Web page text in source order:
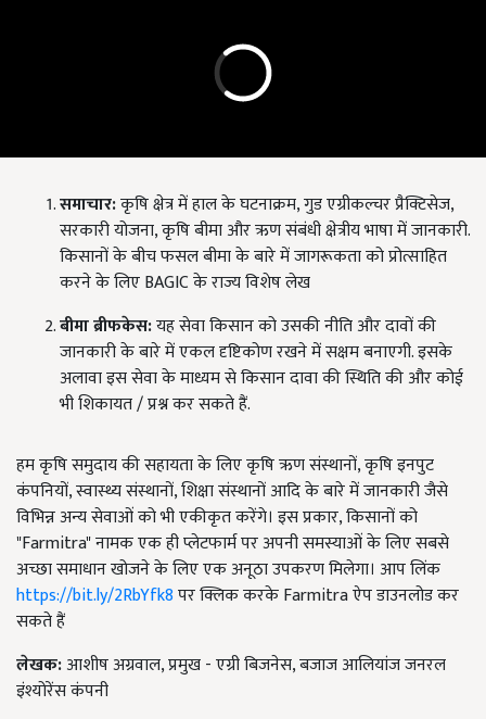
समाचार:कृषि क्षेत्र में हाल के घटनाक्रम, गुड एग्रीकल्चर प्रैक्टिसेज,
सरकारी योजना, कृषि बीमा और ऋण संबंधी क्षेत्रीय भाषा में जानकारी.
किसानों के बीच फसल बीमा के बारे में जागरूकता को प्रोत्साहित
करने के लिए BAGIC के राज्य विशेष लेख
बीमा ब्रीफकेस:यह सेवा किसान को उसकी नीति और दावों की
जानकारी के बारे में एकल दृष्टिकोण रखने में सक्षम बनाएगी. इसके
अलावा इस सेवा के माध्यम से किसान दावा की स्थिति की और कोई
भी शिकायत / प्रश्न कर सकते हैं.
हम कृषि समुदाय की सहायता के लिए कृषि ऋण संस्थानों, कृषि इनपुट
कंपनियों, स्वास्थ्य संस्थानों, शिक्षा संस्थानों आदि के बारे में जानकारी जैसे
विभिन्न अन्य सेवाओं को भी एकीकृत करेंगे। इस प्रकार, किसानों को
"Farmitra" नामक एक ही प्लेटफार्म पर अपनी समस्याओं के लिए सबसे
अच्छा समाधान खोजने के लिए एक अनूठा उपकरण मिलेगा। आप लिंक
https://bit.ly/2RbYfk8पर क्लिक करके Farmitra ऐप डाउनलोड कर
सकते हैं
लेखक:आशीष अग्रवाल, प्रमुख - एग्री बिजनेस, बजाज आलियांज जनरल
इंश्योरेंस कंपनी